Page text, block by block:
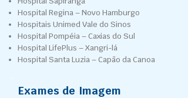
Hospital Regina – Novo Hamburgo
Hospitais Unimed Vale do Sinos
Hospital Pompéia – Caxias do Sul
Hospital LifePlus – Xangri-lá
Hospital Santa Luzia – Capão da Canoa
Exames de Imagem